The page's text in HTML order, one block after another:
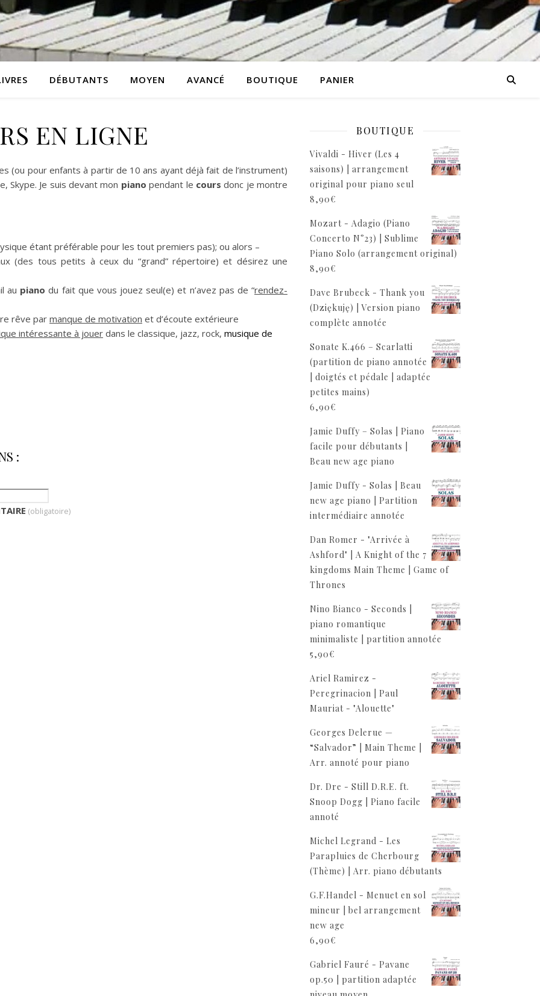
DÉBUTANTS MOYEN AVANCÉ BOUTIQUE PANIER
EN LIGNE
(ou pour enfants à partir de 10 ans ayant déjà fait de l’instrument)
Skype. Je suis devant mon piano pendant le cours donc je montre
étant préférable pour les tout premiers pas); ou alors –
(des tous petits à ceux du “grand” répertoire) et désirez une
au piano du fait que vous jouez seul(e) et n’avez pas de “rendez-
rêve par manque de motivation et d’écoute extérieure
intéressante à jouer dans le classique, jazz, rock, musique de
:
(obligatoire)
BOUTIQUE
Vivaldi - Hiver (Les 4
saisons) | arrangement
original pour piano seul
8,90€
Mozart - Adagio (Piano
Concerto N°23) | Sublime
Piano Solo (arrangement original)
8,90€
Dave Brubeck - Thank you
(Dziękuję) | Version piano
complète annotée
Sonate K.466 – Scarlatti
(partition de piano annotée
| doigtés et pédale | adaptée
petites mains)
6,90€
Jamie Duffy – Solas | Piano
facile pour débutants |
Beau new age piano
Jamie Duffy - Solas | Beau
new age piano | Partition
intermédiaire annotée
Dan Romer - "Arrivée à
Ashford" | A Knight of the 7
kingdoms Main Theme | Game of
Thrones
Nino Bianco - Seconds |
piano romantique
minimaliste | partition annotée
5,90€
Ariel Ramirez -
Peregrinacion | Paul
Mauriat - "Alouette"
Georges Delerue —
“Salvador” | Main Theme |
Arr. annoté pour piano
Dr. Dre - Still D.R.E. ft.
Snoop Dogg | Piano facile
annoté
Michel Legrand - Les
Parapluies de Cherbourg
(Thème) | Arr. piano débutants
G.F.Handel - Menuet en sol
mineur | bel arrangement
new age
6,90€
Gabriel Fauré - Pavane
op.50 | partition adaptée